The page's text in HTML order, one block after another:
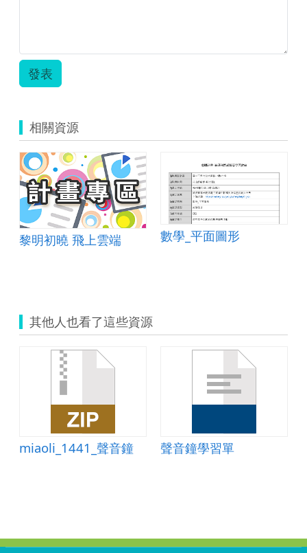
發表
相關資源
黎明初曉 飛上雲端 數學_平面圖形
其他人也看了這些資源
miaoli_1441_聲音鐘 聲音鐘學習單